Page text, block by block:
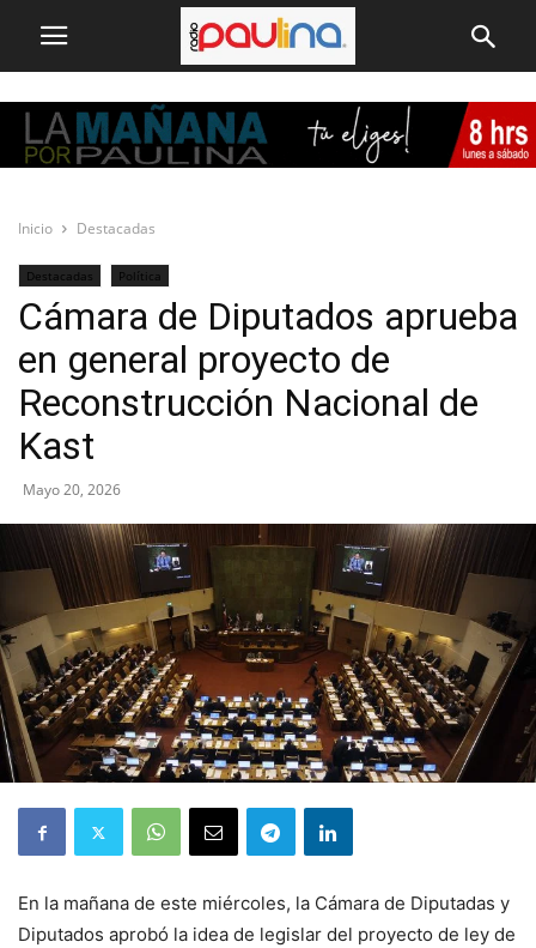
Inicio Destacadas
Destacadas Política
Cámara de Diputados aprueba
en general proyecto de
Reconstrucción Nacional de
Kast
Mayo 20, 2026
En la mañana de este miércoles, la Cámara de Diputadas y
Diputados aprobó la idea de legislar del proyecto de ley de